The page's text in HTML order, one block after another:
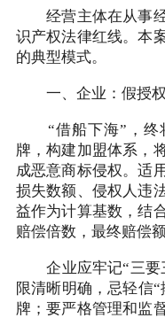
经营主体在从事经
识产权法律红线。本
的典型模式。
一、企业：假授权
“借船下海”，终
牌，构建加盟体系，
成恶意商标侵权。适
损失数额、侵权人违
益作为计算基数，结
赔偿倍数，最终赔偿
企业应牢记“三要
限清晰明确，忌轻信
牌；要严格管理和监